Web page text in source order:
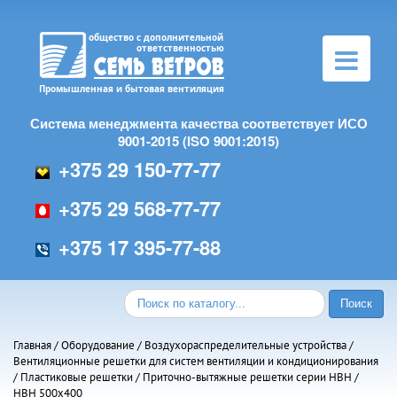
Система менеджмента качества соответствует ИСО
9001-2015 (ISO 9001:2015)
+375 29 150-77-77
+375 29 568-77-77
+375 17 395-77-88
Главная/Оборудование / Воздухораспределительные устройства/
Вентиляционные решетки для систем вентиляции и кондиционирования
/ Пластиковые решетки/ Приточно-вытяжные решетки серии НВН /
НВН 500х400